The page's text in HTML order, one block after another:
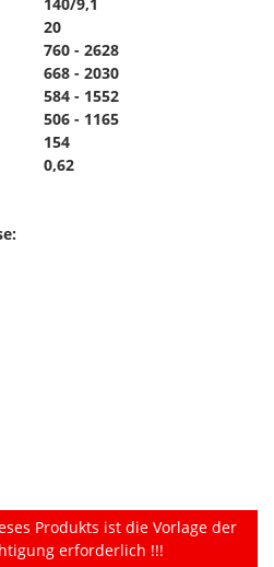
20
760 - 2628
668 - 2030
584 - 1552
506 - 1165
154
0,62
Produkts ist die Vorlage der
erforderlich !!!